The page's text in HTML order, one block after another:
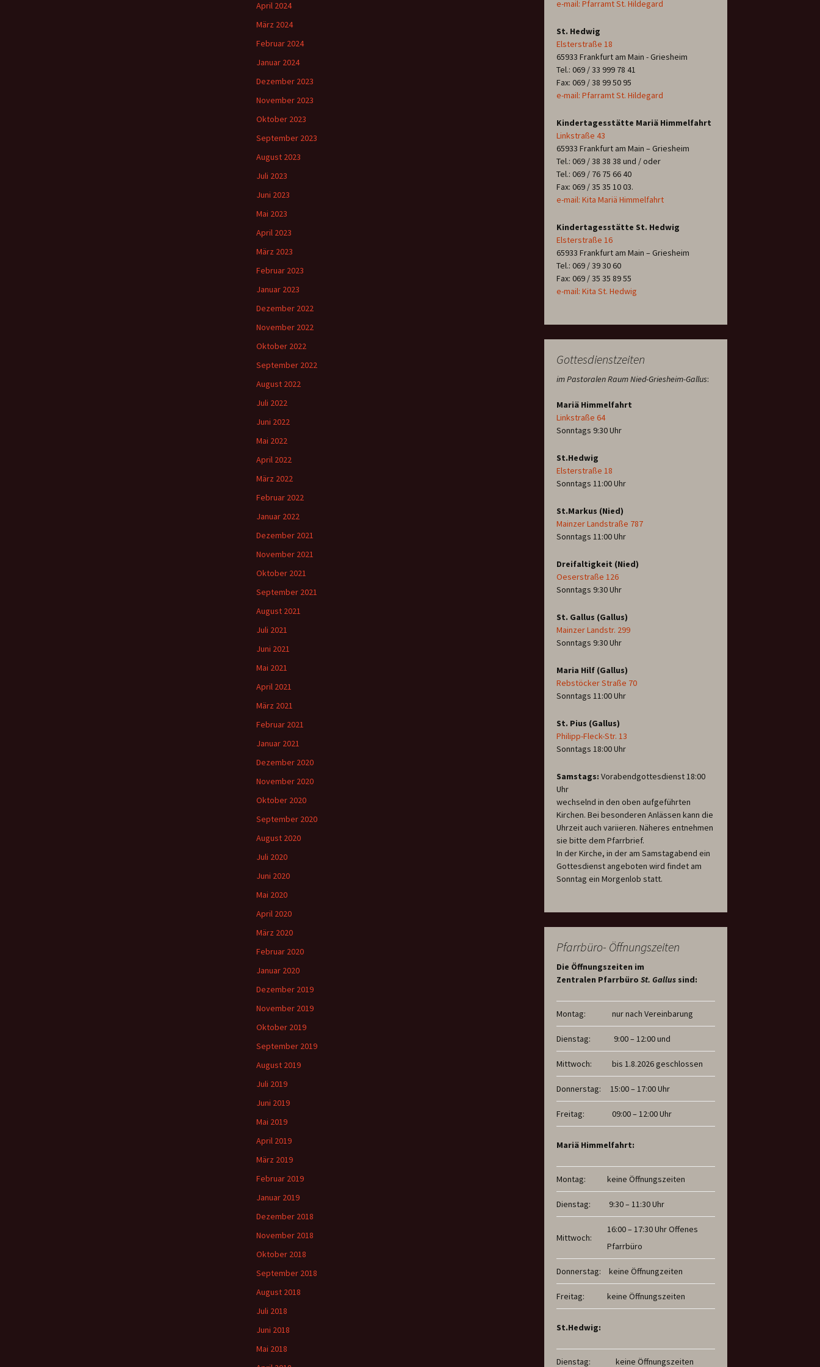
e-mail: Pfarramt St. Hildegard
St. Hedwig
Elsterstraße 18
65933 Frankfurt am Main - Griesheim
Tel.: 069 / 33 999 78 41
Fax: 069 / 38 99 50 95
e-mail: Pfarramt St. Hildegard
Kindertagesstätte Mariä Himmelfahrt
Linkstraße 43
65933 Frankfurt am Main – Griesheim
Tel.: 069 / 38 38 38 und / oder
Tel.: 069 / 76 75 66 40
Fax: 069 / 35 35 10 03.
e-mail: Kita Mariä Himmelfahrt
Kindertagesstätte St. Hedwig
Elsterstraße 16
65933 Frankfurt am Main – Griesheim
Tel.: 069 / 39 30 60
Fax: 069 / 35 35 89 55
e-mail: Kita St. Hedwig
Gottesdienstzeiten
im Pastoralen Raum Nied-Griesheim-Gallus:
Mariä Himmelfahrt
Linkstraße 64
Sonntags 9:30 Uhr
St.Hedwig
Elsterstraße 18
Sonntags 11:00 Uhr
St.Markus (Nied)
Mainzer Landstraße 787
Sonntags 11:00 Uhr
Dreifaltigkeit (Nied)
Oeserstraße 126
Sonntags 9:30 Uhr
St. Gallus (Gallus)
Mainzer Landstr. 299
Sonntags 9:30 Uhr
Maria Hilf (Gallus)
Rebstöcker Straße 70
Sonntags 11:00 Uhr
St. Pius (Gallus)
Philipp-Fleck-Str. 13
Sonntags 18:00 Uhr
Samstags: Vorabendgottesdienst 18:00
Uhr
wechselnd in den oben aufgeführten
Kirchen. Bei besonderen Anlässen kann die
Uhrzeit auch variieren. Näheres entnehmen
sie bitte dem Pfarrbrief.
In der Kirche, in der am Samstagabend ein
Gottesdienst angeboten wird findet am
Sonntag ein Morgenlob statt.
Pfarrbüro- Öffnungszeiten
Die Öffnungszeiten im
Zentralen Pfarrbüro St. Gallus sind:
Montag: nur nach Vereinbarung
Dienstag: 9:00 – 12:00 und
Mittwoch: bis 1.8.2026 geschlossen
Donnerstag: 15:00 – 17:00 Uhr
Freitag: 09:00 – 12:00 Uhr
Mariä Himmelfahrt:
Montag: keine Öffnungszeiten
Dienstag: 9:30 – 11:30 Uhr
Mittwoch:
16:00 – 17:30 Uhr Offenes
Pfarrbüro
Donnerstag: keine Öffnungzeiten
Freitag: keine Öffnungszeiten
St.Hedwig:
Dienstag: keine Öffnungszeiten
April 2024
März 2024
Februar 2024
Januar 2024
Dezember 2023
November 2023
Oktober 2023
September 2023
August 2023
Juli 2023
Juni 2023
Mai 2023
April 2023
März 2023
Februar 2023
Januar 2023
Dezember 2022
November 2022
Oktober 2022
September 2022
August 2022
Juli 2022
Juni 2022
Mai 2022
April 2022
März 2022
Februar 2022
Januar 2022
Dezember 2021
November 2021
Oktober 2021
September 2021
August 2021
Juli 2021
Juni 2021
Mai 2021
April 2021
März 2021
Februar 2021
Januar 2021
Dezember 2020
November 2020
Oktober 2020
September 2020
August 2020
Juli 2020
Juni 2020
Mai 2020
April 2020
März 2020
Februar 2020
Januar 2020
Dezember 2019
November 2019
Oktober 2019
September 2019
August 2019
Juli 2019
Juni 2019
Mai 2019
April 2019
März 2019
Februar 2019
Januar 2019
Dezember 2018
November 2018
Oktober 2018
September 2018
August 2018
Juli 2018
Juni 2018
Mai 2018